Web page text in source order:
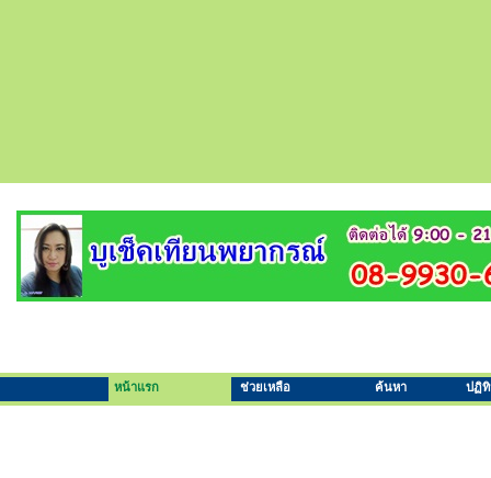
หน้าแรก ช่วยเหลือ ค้นหา ปฏิ